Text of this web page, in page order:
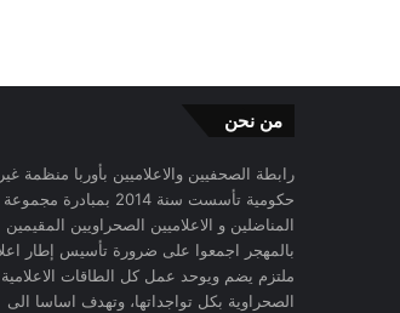
من نحن
رابطة الصحفيين والاعلاميين بأوربا منظمة غير
حكومية تأسست سنة 2014 بمبادرة
المناضلين و الاعلاميين الصحراويين المقيمين
بالمهجر اجمعوا على ضرورة تأسيس إطار
ملتزم يضم ويوحد عمل كل الطاقات الاعلامية
الصحراوية بكل تواجداتها، وتهدف اساسا الى